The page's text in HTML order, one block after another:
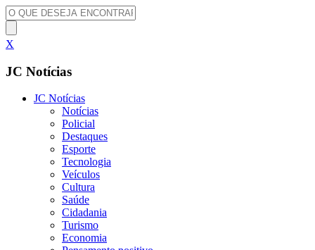
X
JC Notícias
JC Notícias
Notícias
Policial
Destaques
Esporte
Tecnologia
Veículos
Cultura
Saúde
Cidadania
Turismo
Economia